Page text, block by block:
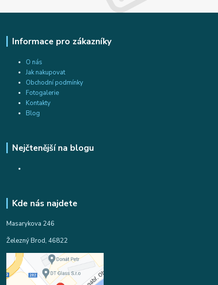
Informace pro zákazníky
O nás
Jak nakupovat
Obchodní podmínky
Fotogalerie
Kontakty
Blog
Nejčtenější na blogu
Kde nás najdete
Masarykova 246
Železný Brod, 46822